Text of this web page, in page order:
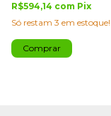
R$594,14 com Pix
Só restam 3 em estoque!